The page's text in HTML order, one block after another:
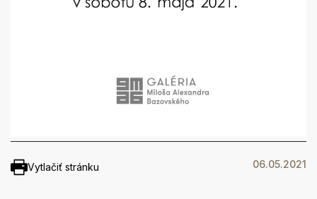
Vytlačiť stránku 06.05.2021